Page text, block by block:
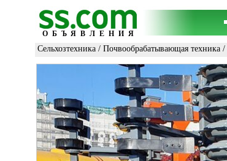
ОБЪЯВЛЕНИЯ
Сельхозтехника / Почвообрабатывающая техника /